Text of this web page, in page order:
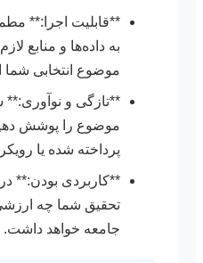
**قابلیت اجرا:**
به داده‌ها و منابع
موضوع انتخابی شما
**تازگی و نوآوری:**
موضوع را پوشش
پرداخته شده یا
**کاربردی بودن:** در
تحقیق شما چه
جامعه خواهد داشت.